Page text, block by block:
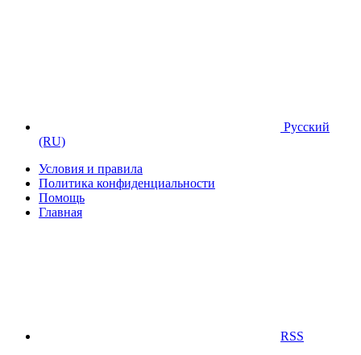
Русский
(RU)
Условия и правила
Политика конфиденциальности
Помощь
Главная
RSS